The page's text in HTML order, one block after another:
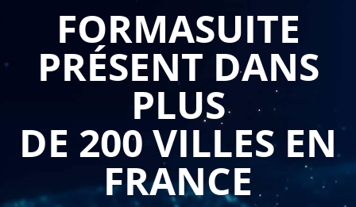
FORMASUITE
PRÉSENT DANS
PLUS
DE 200 VILLES EN
FRANCE